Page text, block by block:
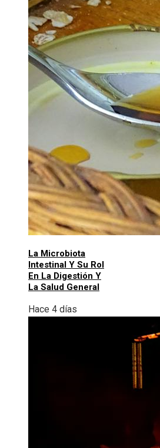
La Microbiota
Intestinal Y Su Rol
En La Digestión Y
La Salud General
Hace 4 días